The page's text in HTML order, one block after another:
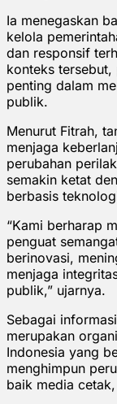
Ia menegaskan
kelola
dan responsif
konteks tersebut,
penting dalam
publik.
Menurut Fitrah,
menjaga
perubahan
semakin ketat
berbasis
“Kami berharap
penguat
berinovasi,
menjaga
publik,” ujarnya.
Sebagai
merupakan
Indonesia yang
menghimpun
baik media